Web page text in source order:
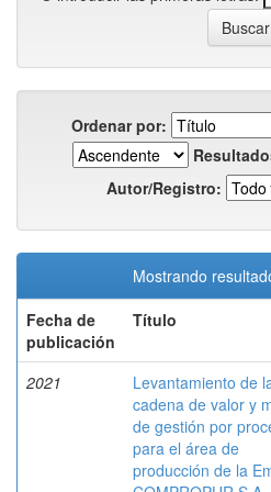
Ordenar por:
Autor/Registro:
Mostrando
Fecha de
publicación
Título
2021
Levantamiento de
cadena de valor y
de gestión por
para el área de
producción de la